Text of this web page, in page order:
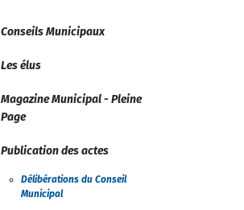
Conseils Municipaux
Les élus
Magazine Municipal - Pleine
Page
Publication des actes
Délibérations du Conseil
Municipal